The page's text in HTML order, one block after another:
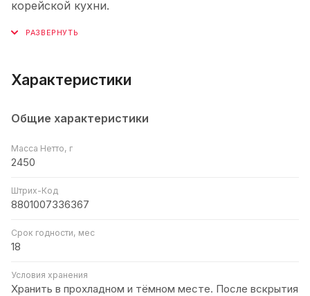
корейской кухни.
Характеристики
Общие характеристики
Масса Нетто, г
2450
Штрих-Код
8801007336367
Срок годности, мес
18
Условия хранения
Хранить в прохладном и тёмном месте. После вскрытия